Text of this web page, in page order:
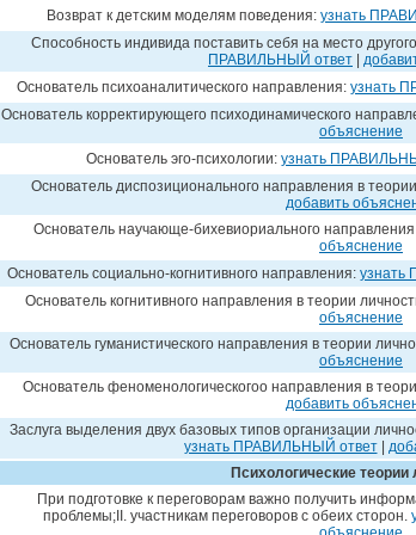
Возврат к детским моделям поведения: узнать
Способность индивида поставить себя на место
ПРАВИЛЬНЫЙ ответ
Основатель психоаналитического направления: узнать
Основатель корректирующего психодинамического
объяснение
Основатель эго-психологии: узнать
Основатель диспозиционального направления в
добавить
Основатель научающе-бихевиориального
объяснение
Основатель социально-когнитивного направления:
Основатель когнитивного направления в теории
объяснение
Основатель гуманистического направления в теории
объяснение
Основатель феноменологическогоо направления в
добавить
Заслуга выделения двух базовых типов организации
узнать ПРАВИЛЬНЫЙ ответ|
Психологические теории
При подготовке к переговорам важно получить
проблемы;II. участникам переговоров с обеих сторон.